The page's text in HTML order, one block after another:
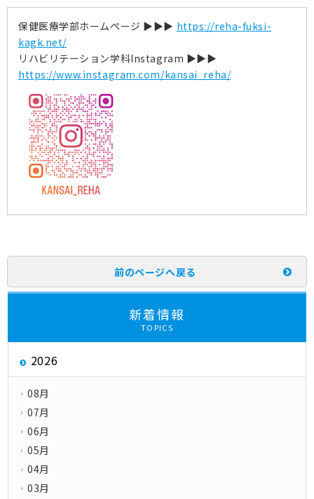
保健医療学部ホームページ ▶▶▶ https://reha-fuksi-
kagk.net/
リハビリテーション学科Instagram ▶▶▶
https://www.instagram.com/kansai_reha/
前のページへ戻る
新着情報
TOPICS
2026
08月
07月
06月
05月
04月
03月